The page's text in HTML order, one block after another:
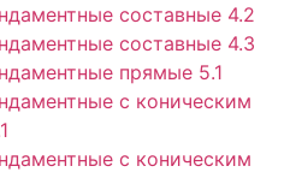
составные 4.2
составные 4.3
прямые 5.1
с коническим
с коническим